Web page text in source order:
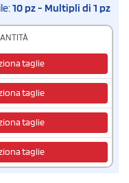
10 pz - Multipli di 1 pz
taglie
taglie
taglie
taglie